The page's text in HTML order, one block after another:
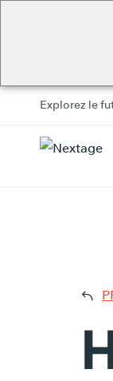
Explorez le